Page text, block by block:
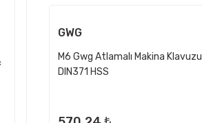
GWG
M6 Gwg Atlamalı Makina Klavuzu
DIN371 HSS